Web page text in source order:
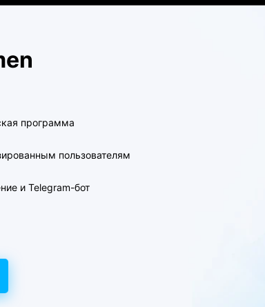
программа
пользователям
и Telegram-бот